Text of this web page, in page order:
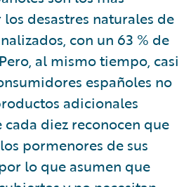
desastres naturales de
con un 63 % de
al mismo tiempo, casi
españoles no
adicionales
diez reconocen que
pormenores de sus
lo que asumen que